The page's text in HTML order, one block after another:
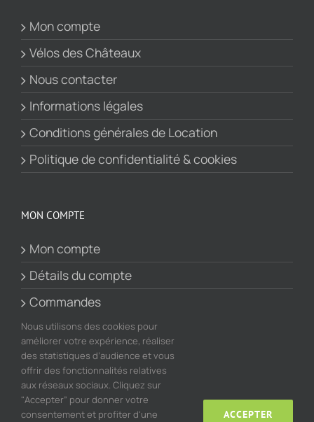
Mon compte
Vélos des Châteaux
Nous contacter
Informations légales
Conditions générales de Location
Politique de confidentialité & cookies
MON COMPTE
Mon compte
Détails du compte
Commandes
Panier
Nous utilisons des cookies pour
améliorer votre expérience, réaliser
des statistiques d’audience et vous
offrir des fonctionnalités relatives
aux réseaux sociaux. Cliquez sur
"Accepter” pour donner votre
consentement et profiter d'une
ACCEPTER